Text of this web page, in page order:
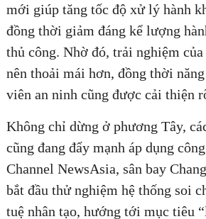
mới giúp tăng tốc độ xử lý hành
đồng thời giảm đáng kể lượng
thủ công. Nhờ đó, trải nghiệm
nên thoải mái hơn, đồng thời năng
viên an ninh cũng được cải thiện
Không chỉ dừng ở phương Tây,
cũng đang đẩy mạnh áp dụng
Channel NewsAsia, sân bay
bắt đầu thử nghiệm hệ thống soi
tuệ nhân tạo, hướng tới mục tiêu